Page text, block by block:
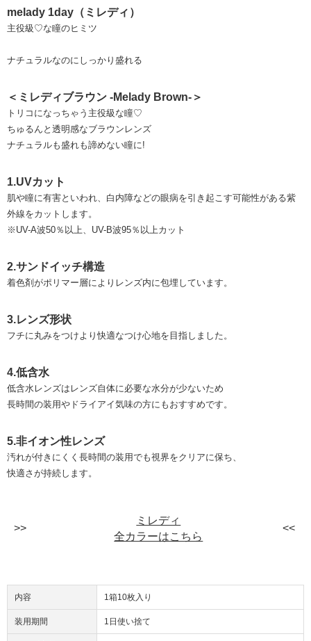
melady 1day（ミレディ）
主役級♡な瞳のヒミツ
ナチュラルなのにしっかり盛れる
＜ミレディブラウン -Melady Brown-＞
トリコになっちゃう主役級な瞳♡
ちゅるんと透明感なブラウンレンズ
ナチュラルも盛れも諦めない瞳に!
1.UVカット
肌や瞳に有害といわれ、白内障などの眼病を引き起こす可能性がある紫
外線をカットします。
※UV-A波50％以上、UV-B波95％以上カット
2.サンドイッチ構造
着色剤がポリマー層によりレンズ内に包埋しています。
3.レンズ形状
フチに丸みをつけより快適なつけ心地を目指しました。
4.低含水
低含水レンズはレンズ自体に必要な水分が少ないため
長時間の装用やドライアイ気味の方にもおすすめです。
5.非イオン性レンズ
汚れが付きにくく長時間の装用でも視界をクリアに保ち、
快適さが持続します。
ミレディ
全カラーはこちら
内容 1箱10枚入り
装用期間 1日使い捨て